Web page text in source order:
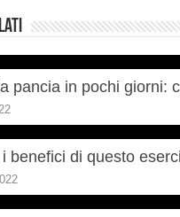
pancia in pochi giorni:
benefici di questo